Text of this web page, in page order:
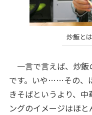
炒飯と
一言で言えば、炒飯
です。いや……その、
きそばというより、
ングのイメージはほと